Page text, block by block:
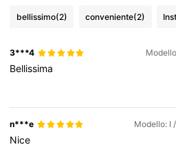
bellissimo(2) conveniente(2)
3***4
Bellissima
n***e Modello: I
Nice